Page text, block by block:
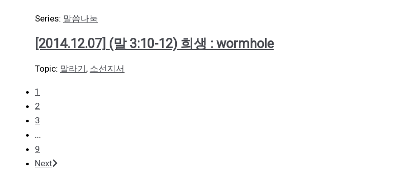
Series: 말씀나눔
[2014.12.07] (말 3:10-12) 희생 : wormhole
Topic: 말라기 , 소선지서
1
2
3
...
9
Next